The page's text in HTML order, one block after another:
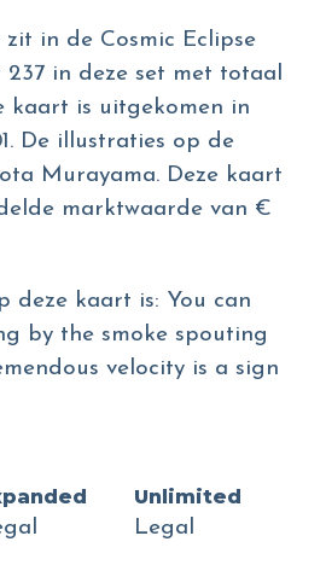
in de Cosmic Eclipse
237 in deze set met totaal
kaart is uitgekomen in
De illustraties op de
Murayama. Deze kaart
marktwaarde van €
deze kaart is: You can
by the smoke spouting
velocity is a sign
Unlimited
Legal